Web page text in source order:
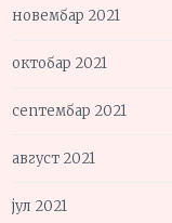
новембар 2021
октобар 2021
септембар 2021
август 2021
јул 2021